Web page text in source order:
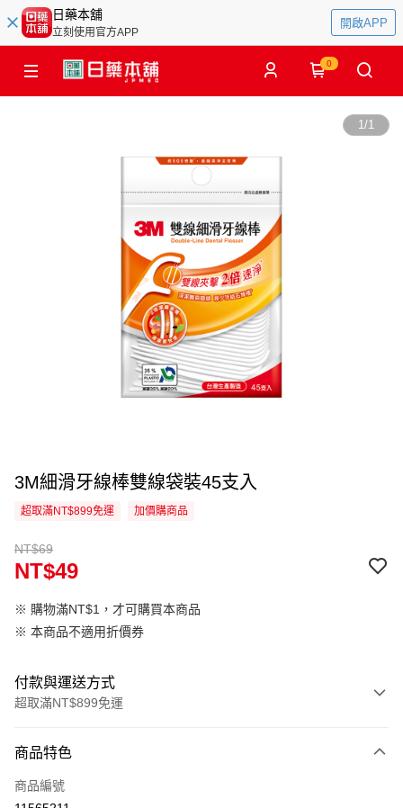
日藥本舖
立刻使用官方APP
開啟APP
0
1/1
3M細滑牙線棒雙線袋裝45支入
超取滿NT$899免運 加價購商品
NT$69
NT$49
※ 購物滿NT$1，才可購買本商品
※ 本商品不適用折價券
付款與運送方式
超取滿NT$899免運
信用卡一次付款
信用卡分期付款
商品特色
商品編號